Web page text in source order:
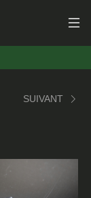
SUIVANT